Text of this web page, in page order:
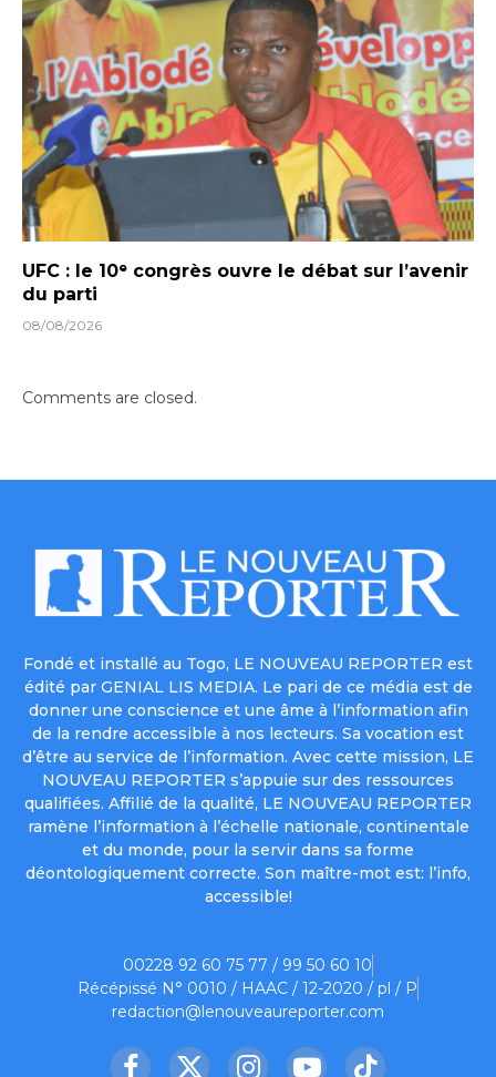
UFC : le 10ᵉ congrès ouvre le débat sur l’avenir
du parti
08/08/2026
Comments are closed.
Fondé et installé au Togo, LE NOUVEAU REPORTER est
édité par GENIAL LIS MEDIA. Le pari de ce média est de
donner une conscience et une âme à l’information afin
de la rendre accessible à nos lecteurs. Sa vocation est
d’être au service de l’information. Avec cette mission, LE
NOUVEAU REPORTER s’appuie sur des ressources
qualifiées. Affilié de la qualité, LE NOUVEAU REPORTER
ramène l’information à l’échelle nationale, continentale
et du monde, pour la servir dans sa forme
déontologiquement correcte. Son maître-mot est: l’info,
accessible!
00228 92 60 75 77 / 99 50 60 10
Récépissé N° 0010 / HAAC / 12-2020 / pl / P
redaction@lenouveaureporter.com